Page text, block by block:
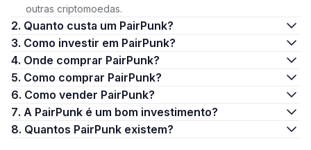
outras criptomoedas.
2. Quanto custa um PairPunk?
3. Como investir em PairPunk?
4. Onde comprar PairPunk?
5. Como comprar PairPunk?
6. Como vender PairPunk?
7. A PairPunk é um bom investimento?
8. Quantos PairPunk existem?